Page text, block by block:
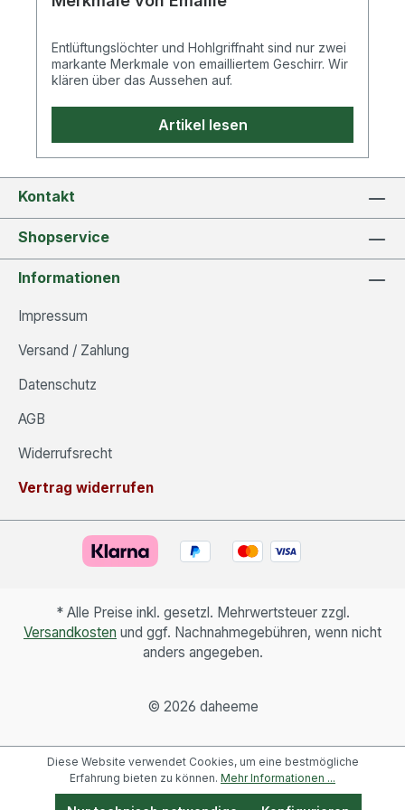
Entlüftungslöchter und Hohlgriffnaht sind nur zwei
markante Merkmale von emailliertem Geschirr. Wir
klären über das Aussehen auf.
Artikel lesen
Kontakt
Shopservice
Informationen
Impressum
Versand / Zahlung
Datenschutz
AGB
Widerrufsrecht
Vertrag widerrufen
* Alle Preise inkl. gesetzl. Mehrwertsteuer zzgl.
Versandkosten und ggf. Nachnahmegebühren, wenn nicht
anders angegeben.
© 2026 daheeme
Diese Website verwendet Cookies, um eine bestmögliche
Erfahrung bieten zu können. Mehr Informationen ...